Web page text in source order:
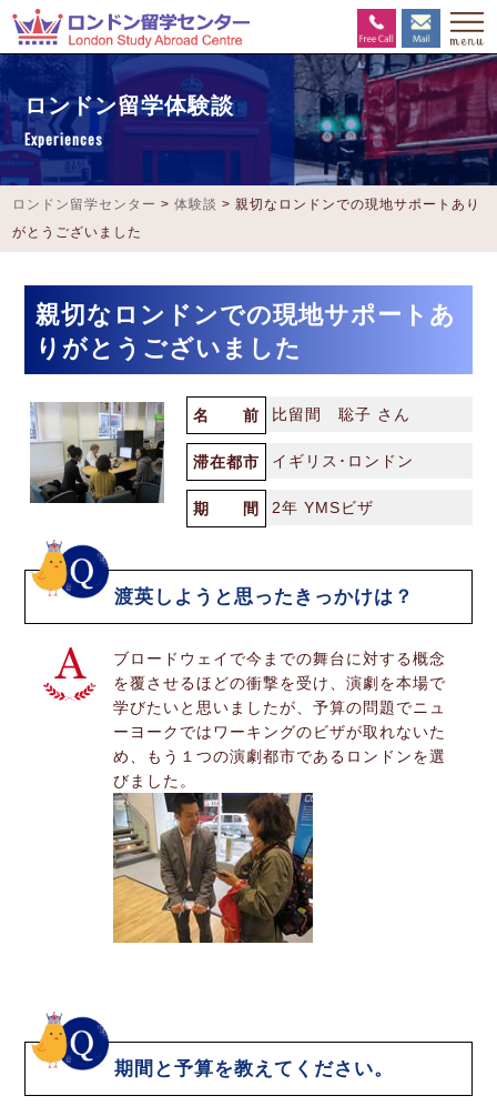
ロンドン留学体験談
Experiences
ロンドン留学センター >体験談 >親切なロンドンでの現地サポートあり
がとうございました
親切なロンドンでの現地サポートあ
りがとうございました
名 前 比留間 聡子 さん
滞在都市 イギリス･ロンドン
期 間 2年 YMSビザ
渡英しようと思ったきっかけは？
ブロードウェイで今までの舞台に対する概念
を覆させるほどの衝撃を受け、演劇を本場で
学びたいと思いましたが、予算の問題でニュ
ーヨークではワーキングのビザが取れないた
め、もう１つの演劇都市であるロンドンを選
びました。
期間と予算を教えてください。